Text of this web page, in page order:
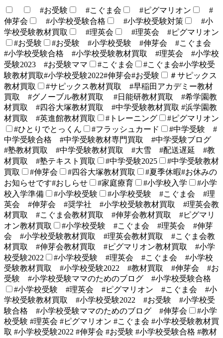
#お受験 #こぐま会 #ピグマリオン
#
伸芽会
#小学校受験合格 #小学校受験対策
#小
学校受験教材買取
#理英会
#理英会 #ピグマリオン
#お受験
#お受験 #小学校受験 #伸芽会 #こぐま会
#小学校受験合格 #小学校受験教材買取 #理英会 #小学校
受験2023 #お受験ママ
#こぐま会
#こぐま会#小学校受
験教材買取#小学校受験2022#伸芽会#お受験
＃サピックス
教材買取
#サピックス教材買取 #早稲田アカデミー教材
買取 #グノーブル教材買取 #日能研教材買取 #希学園教
材買取 #四谷大塚教材買取 #中学受験教材買取 #浜学園教
材買取 #英進館教材買取
#トレーニング
#ピグマリオン
#ひとりでとっくん
#フラッシュカード
#中学受験 #
中学受験合格 #中学受験教材専門買取 #中学受験ブログ
#塾教材買取 #中学受験教材買取 #大雪 #配送遅延 #教
材買取 #塾テキスト買取
#中学受験2025
#中学受験教材
買取
#伸芽会 #四谷大塚教材買取
#夏季休暇#お休みの
お知らせです#おしらせ
#家庭療育 #小学校入学
#小学
校入学準備
#小学校受験
#小学校受験 #こぐま会 #理
英会 #伸芽会 #奨学社 #小学校受験教材買取 #理英会教
材買取 #こぐま会教材買取 #伸芽会教材買取 #ピグマリ
オン教材買取
#小学校受験 #こぐま会 #理英会 #伸芽
会 #小学校受験教材買取 #理英会教材買取 #こぐま会教
材買取 #伸芽会教材買取 #ピグマリオン教材買取 #小学
校受験2022
#小学校受験 #理英会 #こぐま会 #小学校
受験教材買取 #小学校受験2022 #教材買取 #伸芽会 #お
受験 #小学校受験ママのためのブログ #小学校受験合格
#小学校受験 #理英会 #ピグマリオン #こぐま会 #小
学校受験教材買取 #小学校受験2022 #お受験 #小学校受
験合格 #小学校受験ママのためのブログ #伸芽会
#小学
校受験 #理英会 #ピグマリオン #こぐま会 #小学校受験教材買
取 #小学校受験2022 #伸芽会 #お受験 #小学校受験合格 #教材